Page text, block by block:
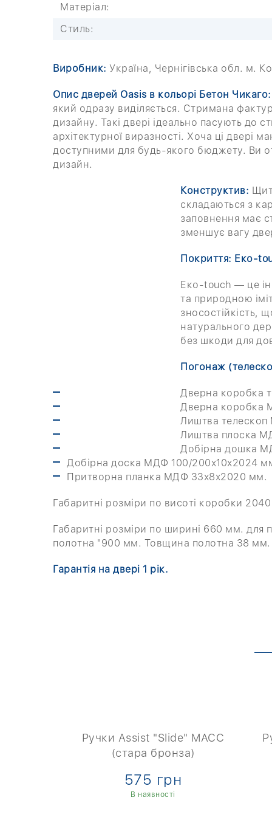
Матеріал:
Стиль:
Виробник: Україна, Чернігівська обл. м.
Опис дверей Oasis в кольорі Бетон Чикаго:
який одразу виділяється. Стримана
дизайну. Такі двері ідеально пасують до
архітектурної виразності. Хоча ці
доступними для будь-якого бюджету. Ви
дизайн.
Конструктив:
складаються з
заповнення має
зменшує вагу
Покриття: Еко-
Еко-touch — це
та природною
зносостійкість,
натурального
без шкоди для
Погонаж
Дверна коробка
Дверна коробка
Лиштва
Лиштва плоска
Добірна дошка
Добірна доска МДФ 100/200х10х2024
Притворна планка МДФ 33х8х2020 мм.
Габаритні розміри по висоті коробки
Габаритні розміри по ширині 660 мм.
полотна "900 мм. Товщина полотна 38 мм.
Гарантія на двері 1 рік.
Ручки Assist "Slide" MACC
(стара бронза)
575 грн
В наявності